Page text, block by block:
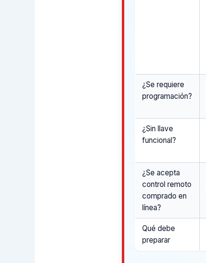
¿Se requiere
programación?
¿Sin llave
funcional?
¿Se acepta
control remoto
comprado en
línea?
Qué debe
preparar